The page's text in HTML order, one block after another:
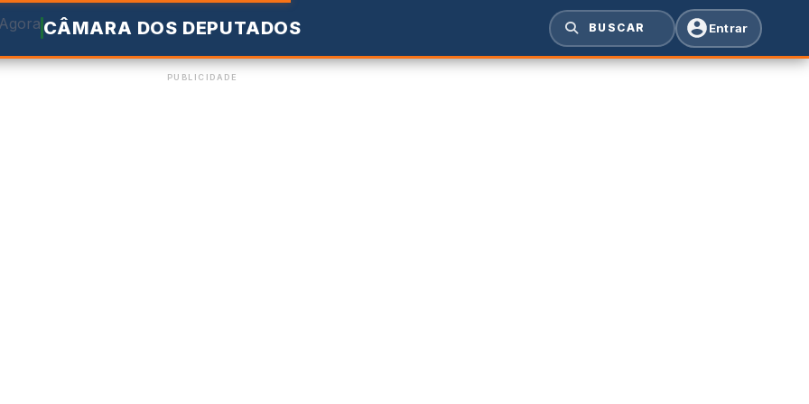
CÂMARA DOS DEPUTADOS BUSCAR Entrar
PUBLICIDADE